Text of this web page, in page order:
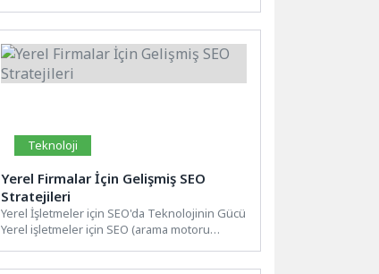
Teknoloji
Yerel Firmalar İçin Gelişmiş SEO
Stratejileri
Yerel İşletmeler için SEO'da Teknolojinin Gücü
Yerel işletmeler için SEO (arama motoru